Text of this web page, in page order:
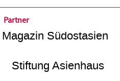
Partner
Magazin Südostasien
Stiftung Asienhaus